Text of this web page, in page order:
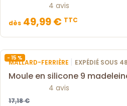
4 avis
dès 49,99 € TTC
- 15 %
MALLARD-FERRIÈRE | EXPÉDIÉ SOUS
Moule en silicone 9
4 avis
17,18 €